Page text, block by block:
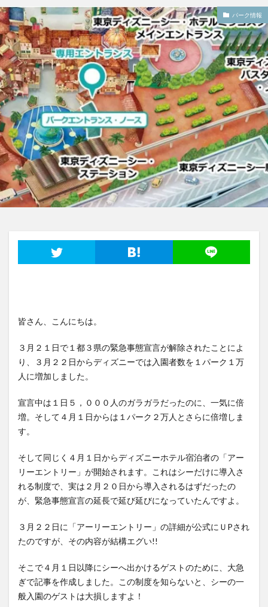
パーク情報
皆さん、こんにちは。
３月２１日で１都３県の緊急事態宣言が解除されたことによ
り、３月２２日からディズニーでは入園者数を１パーク１万
人に増加しました。
宣言中は１日５，０００人のガラガラだったのに、一気に倍
増。そして４月１日からは１パーク２万人とさらに倍増しま
す。
そして同じく４月１日からディズニーホテル宿泊者の「アー
リーエントリー」が開始されます。これはシーだけに導入さ
れる制度で、実は２月２０日から導入されるはずだったの
が、緊急事態宣言の延長で延び延びになっていたんですよ。
３月２２日に「アーリーエントリー」の詳細が公式にＵPされ
たのですが、その内容が結構エグい!!
そこで４月１日以降にシーへ出かけるゲストのために、大急
ぎで記事を作成しました。この制度を知らないと、シーの一
般入園のゲストは大損しますよ！